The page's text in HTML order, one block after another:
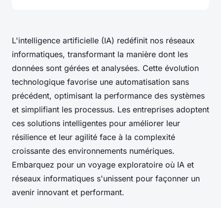
L'intelligence artificielle (IA) redéfinit nos réseaux
informatiques, transformant la manière dont les
données sont gérées et analysées. Cette évolution
technologique favorise une automatisation sans
précédent, optimisant la performance des systèmes
et simplifiant les processus. Les entreprises adoptent
ces solutions intelligentes pour améliorer leur
résilience et leur agilité face à la complexité
croissante des environnements numériques.
Embarquez pour un voyage exploratoire où IA et
réseaux informatiques s'unissent pour façonner un
avenir innovant et performant.